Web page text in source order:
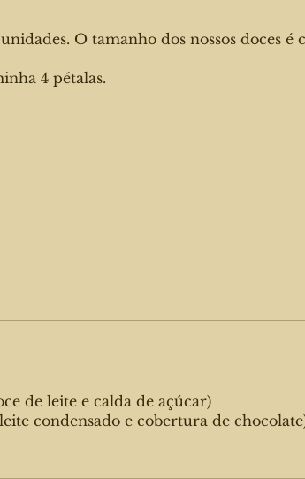
O tamanho dos nossos doces é
de leite e calda de açúcar)
condensado e cobertura de